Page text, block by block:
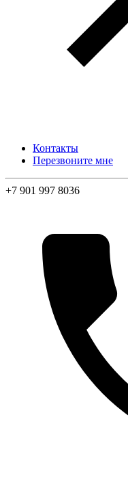
Контакты
Перезвоните мне
+7 901 997 8036